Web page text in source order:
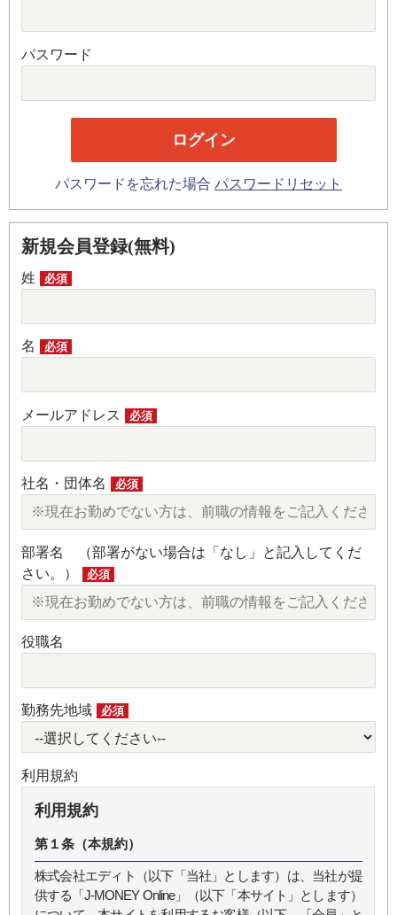
パスワード
パスワードを忘れた場合 パスワードリセット
新規会員登録(無料)
姓 必須
名 必須
メールアドレス 必須
社名・団体名 必須
部署名 （部署がない場合は「なし」と記入してくだ
さい。）
必須
役職名
勤務先地域 必須
利用規約
利用規約
第１条（本規約）
株式会社エディト（以下「当社」とします）は、当社が提
供する「J-MONEY Online」（以下「本サイト」とします）